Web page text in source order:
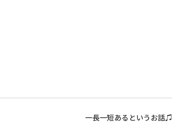
一長一短あるというお話♫